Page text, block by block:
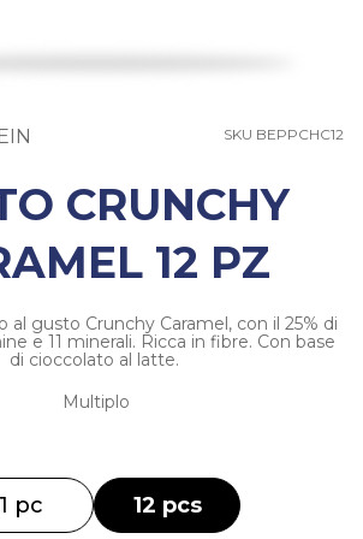
SKU BEPPCHC12
CRUNCHY
12 PZ
al gusto Crunchy Caramel, con il 25% di
e 11 minerali. Ricca in fibre. Con base
di cioccolato al latte.
Multiplo
1 pc 12 pcs